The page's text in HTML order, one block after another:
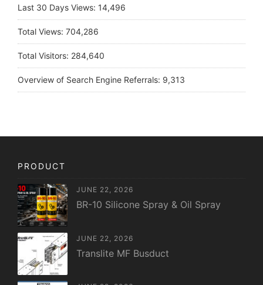
Last 30 Days Views: 14,496
Total Views: 704,286
Total Visitors: 284,640
Overview of Search Engine Referrals: 9,313
PRODUCT
JUNE 22, 2026
BR-10 Silicone Spray & Oil Spray
JUNE 22, 2026
Translite MF Busduct